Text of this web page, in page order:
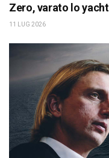
Zero, varato lo
11 LUG 2026